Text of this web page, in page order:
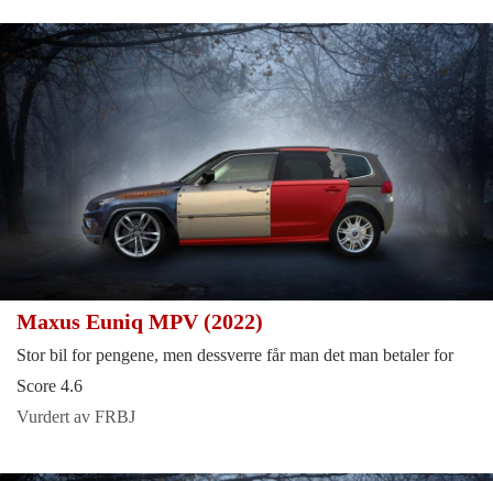
Maxus Euniq MPV (2022)
Stor bil for pengene, men dessverre får man det man betaler for
Score 4.6
Vurdert av FRBJ